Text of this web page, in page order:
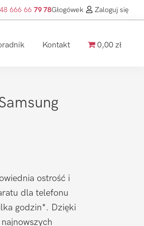
666 66 79 78Głogówek Zaloguj się
Kontakt 0,00 zł
ostrość i
dla telefonu
godzin*. Dzięki